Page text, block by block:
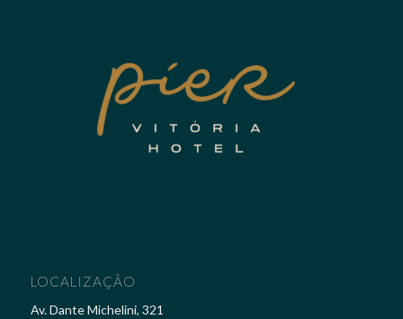
LOCALIZAÇÃO
Av. Dante Michelini, 321